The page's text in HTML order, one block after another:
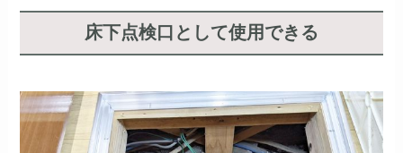
床下点検口として使用できる